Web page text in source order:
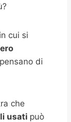
cui si
di
che
usati può